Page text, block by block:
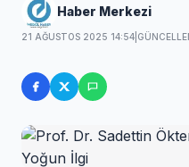
Haber Merkezi
21 AĞUSTOS 2025 14:54